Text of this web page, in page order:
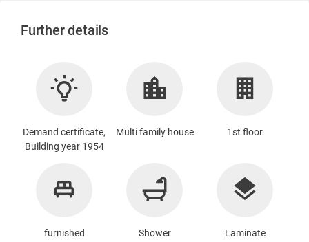
Further details
Demand certificate,
Building year 1954
Multi family house 1st floor
furnished Shower Laminate